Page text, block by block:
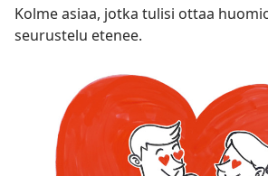
Kolme asiaa, jotka tulisi ottaa
seurustelu etenee.